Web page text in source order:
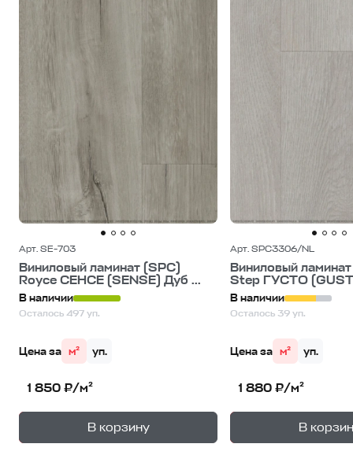
Арт. SE-703
Виниловый ламинат (SPC)
Royce СЕНСЕ (SENSE) Дуб ...
В наличии
Осталось 497 уп.
Цена за м² уп.
1 850 ₽/м²
В корзину
1уп.
Арт. SPC3306/NL
Виниловый
Step ГУСТО
В наличии
Осталось 39 уп.
Цена за м² уп.
1 880 ₽/м²
В 1